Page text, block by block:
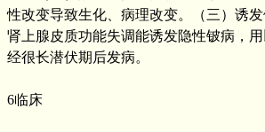
性改变导致生化、病理改变。（三）诱
肾上腺皮质功能失调能诱发隐性铍病，
经很长潜伏期后发病。
6临床